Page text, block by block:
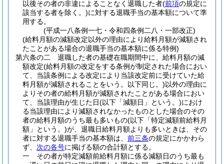
以後その者の非違によることなく退職した者(前項の規定に
該当する者を除く。)に対する退職手当の基本額について準
用する。
(平成一八条例一七・令和四条例二八・一部改正)
(給料月額の減額改定以外の理由により給料月額が減額され
たことがある場合の退職手当の基本額に係る特例)
第六条の二
退職した者の基礎在職期間中に、給料月額の減
額改定(給料月額の改定をする条例が制定された場合におい
て、当該条例による改定により当該改定前に受けていた給
料月額が減額されることをいう。以下同じ。)以外の理由に
よりその者の給料月額が減額されたことがある場合におい
て、当該理由が生じた日(以下「減額日」という。)におけ
る当該理由により減額されなかったものとした場合のその
者の給料月額のうち最も多いもの(以下「特定減額前給料月
額」という。)が、退職日給料月額よりも多いときは、その
者に対する退職手当の基本額は、 前三条の規定にかかわら
ず、 次の各号に掲げる額の合計額とする。
一
その者が特定減額前給料月額に係る減額日のうち最も